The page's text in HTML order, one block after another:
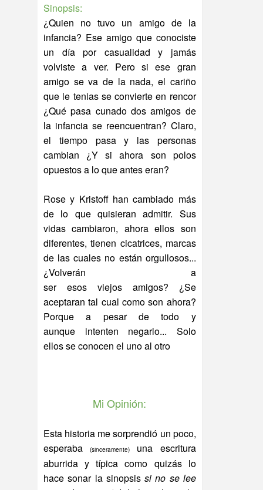
Sinopsis:
¿Quien no tuvo un amigo de la
infancia? Ese amigo que conociste
un día por casualidad y jamás
volviste a ver. Pero si ese gran
amigo se va de la nada, el cariño
que le tenias se convierte en rencor
¿Qué pasa cunado dos amigos de
la infancia se reencuentran? Claro,
el tiempo pasa y las personas
cambian ¿Y si ahora son polos
opuestos a lo que antes eran?
Rose y Kristoff han cambiado más
de lo que quisieran admitir. Sus
vidas cambiaron, ahora ellos son
diferentes, tienen cicatrices, marcas
de las cuales no están orgullosos...
¿Volverán a
ser esos viejos amigos? ¿Se
aceptaran tal cual como son ahora?
Porque a pesar de todo y
aunque intenten negarlo... Solo
ellos se conocen el uno al otro
Mi Opinión:
Esta historia me sorprendió un poco,
esperaba (sinceramente)una escritura
aburrida y típica como quizás lo
hace sonar la sinopsissi no se lee